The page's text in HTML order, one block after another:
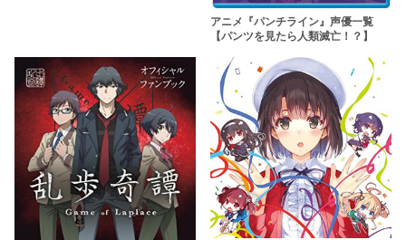
アニメ『パンチライン』声優一覧
【パンツを見たら人類滅亡！？】